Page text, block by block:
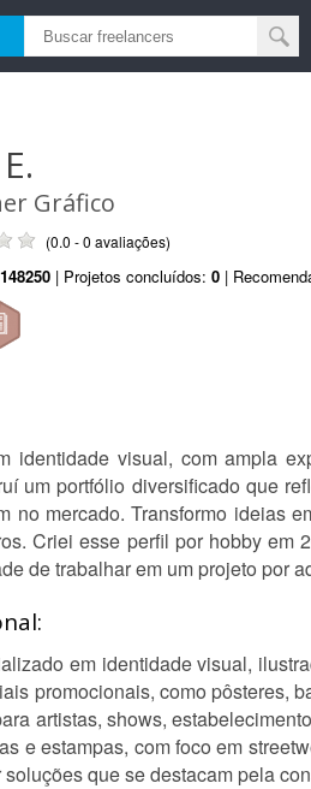
Gráfico
(0.0 - 0 avaliações)
| Projetos concluídos: 0 |
identidade visual, com ampla
um portfólio diversificado que
no mercado. Transformo ideias
Criei esse perfil por hobby
de trabalhar em um projeto por
em identidade visual,
promocionais, como pôsteres,
artistas, shows,
e estampas, com foco em
que se destacam pela